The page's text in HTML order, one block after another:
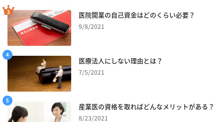
医院開業の自己資金はどのくらい必要？
9/8/2021
医療法人にしない理由とは？
7/5/2021
産業医の資格を取ればどんなメリットがある？
8/23/2021